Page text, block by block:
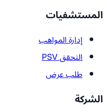
المستشفيات
إدارة المواهب
التحقق PSV
طلب عرض
الشركة